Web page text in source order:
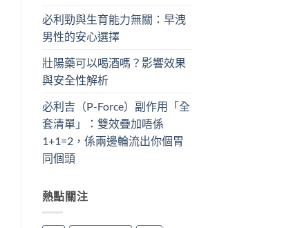
必利勁與生育能力無關：早洩
男性的安心選擇
壯陽藥可以喝酒嗎？影響效果
與安全性解析
必利吉（P-Force）副作用「全
套清單」：雙效疊加唔係
1+1=2，係兩邊輪流出你個胃
同個頭
熱點關注